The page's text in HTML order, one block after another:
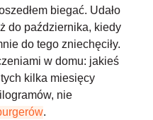
biegać. Udało
do października, kiedy
do tego zniechęciły.
w domu: jakieś
kilka miesięcy
nie
.